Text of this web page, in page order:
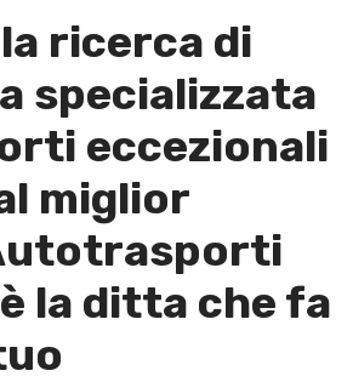
ricerca di
specializzata
eccezionali
miglior
la ditta che fa